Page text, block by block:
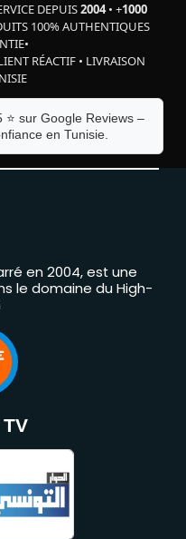
DEPUIS2004• +1000
100% AUTHENTIQUES
•
RÉACTIF • LIVRAISON
⭐ sur Google Reviews –
en Tunisie.
en 2004, est une
le domaine du High-